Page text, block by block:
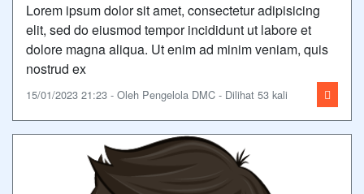
Lorem ipsum dolor sit amet, consectetur adipisicing
elit, sed do eiusmod tempor incididunt ut labore et
dolore magna aliqua. Ut enim ad minim veniam, quis
nostrud ex
15/01/2023 21:23 - Oleh Pengelola DMC - Dilihat 53 kali